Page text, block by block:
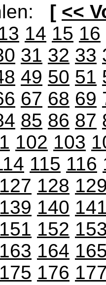
[ <<
14 15 16
31 32 33
49 50 51
67 68 69
85 86 87
102 103
115 116
127 128
139 140
151 152
163 164
175 176